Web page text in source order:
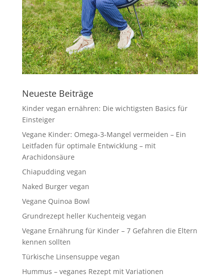
Neueste Beiträge
Kinder vegan ernähren: Die wichtigsten Basics für
Einsteiger
Vegane Kinder: Omega-3-Mangel vermeiden – Ein
Leitfaden für optimale Entwicklung – mit
Arachidonsäure
Chiapudding vegan
Naked Burger vegan
Vegane Quinoa Bowl
Grundrezept heller Kuchenteig vegan
Vegane Ernährung für Kinder – 7 Gefahren die Eltern
kennen sollten
Türkische Linsensuppe vegan
Hummus – veganes Rezept mit Variationen